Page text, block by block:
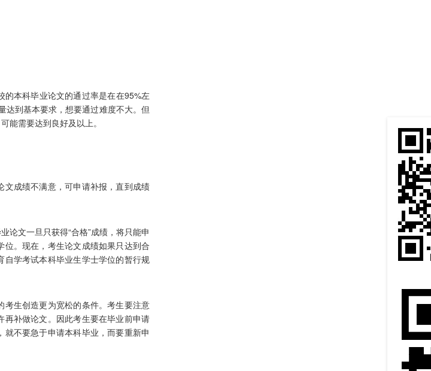
本科毕业论文的通过率是在在95%左
达到基本要求，想要通过难度不大。但
能需要达到良好及以上。
成绩不满意，可申请补报，直到成绩
文一旦只获得“合格”成绩，将只能申
。现在，考生论文成绩如果只达到合
学考试本科毕业生学士学位的暂行规
生创造更为宽松的条件。考生要注意
补做论文。因此考生要在毕业前申请
不要急于申请本科毕业，而要重新申